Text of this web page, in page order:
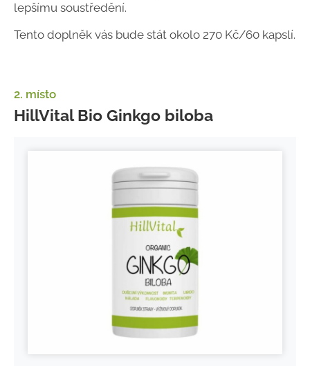
lepšímu soustředění.
Tento doplněk vás bude stát okolo 270 Kč/60 kapslí.
2. místo
HillVital Bio Ginkgo biloba